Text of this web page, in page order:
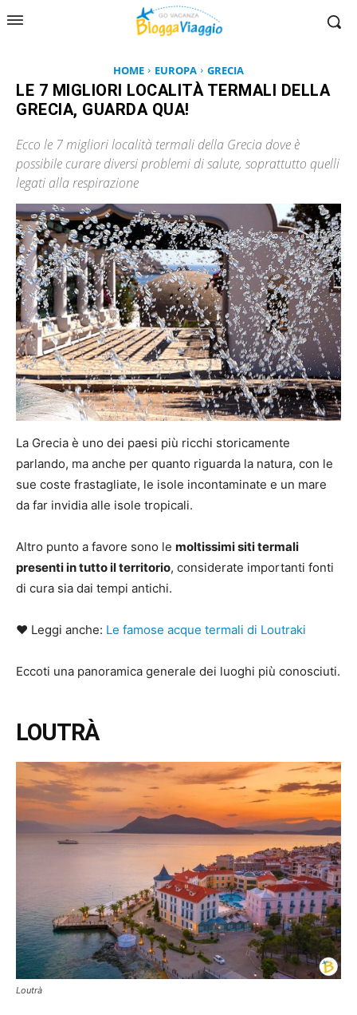
HOME EUROPA GRECIA
LE 7 MIGLIORI LOCALITÀ TERMALI DELLA
GRECIA, GUARDA QUA!
Ecco le 7 migliori località termali della Grecia dove è
possibile curare diversi problemi di salute, soprattutto quelli
legati alla respirazione
La Grecia è uno dei paesi più ricchi storicamente
parlando, ma anche per quanto riguarda la natura, con le
sue coste frastagliate, le isole incontaminate e un mare
da far invidia alle isole tropicali.
Altro punto a favore sono le moltissimi siti termali
presenti in tutto il territorio, considerate importanti fonti
di cura sia dai tempi antichi.
♥ Leggi anche: Le famose acque termali di Loutraki
Eccoti una panoramica generale dei luoghi più conosciuti.
LOUTRÀ
Loutrà